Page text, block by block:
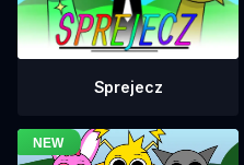
Sprejecz